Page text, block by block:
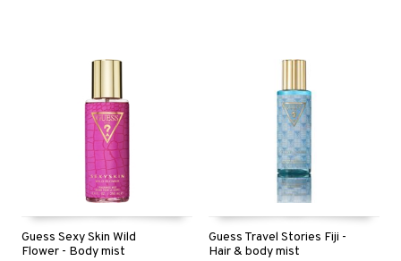
Guess Sexy Skin Wild
Flower - Body mist
Guess Travel Stories Fiji -
Hair & body mist